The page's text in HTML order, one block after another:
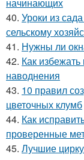
40. Уроки из
сельскому
41. Нужны ли
42. Как
наводнения
43. 10 правил
цветочных клумб
44. Как
проверенные
45. Лучшие